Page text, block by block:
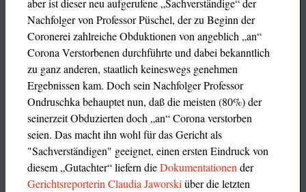
aber ist dieser neu aufgerufene „Sachverständige“ der
Nachfolger von Professor Püschel, der zu Beginn der
Coronerei zahlreiche Obduktionen von angeblich „an“
Corona Verstorbenen durchführte und dabei bekanntlich
zu ganz anderen, staatlich keineswegs genehmen
Ergebnissen kam. Doch sein Nachfolger Professor
Ondruschka behauptet nun, daß die meisten (80%) der
seinerzeit Obduzierten doch „an“ Corona verstorben
seien. Das macht ihn wohl für das Gericht als
"Sachverständigen" geeignet, einen ersten Eindruck von
diesem „Gutachter“ liefern dieDokumentationender
Gerichtsreporterin Claudia Jaworskiüber die letzten